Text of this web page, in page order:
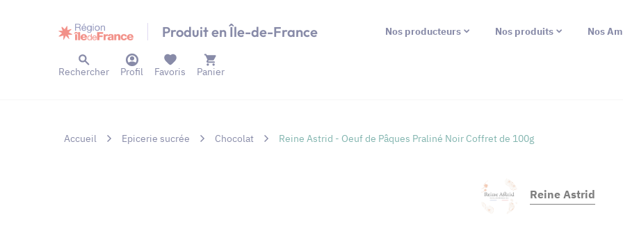
Produit en Île-de-France Nos producteurs Nos produits Nos
Rechercher Profil Panier
Favoris
Accueil Epicerie sucrée Chocolat Reine Astrid - Oeuf de Pâques Praliné Noir Coffret de 100g
Reine Astrid